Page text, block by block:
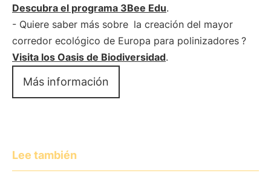
Descubra el programa 3Bee Edu.
- Quiere saber más sobre la creación del mayor
corredor ecológico de Europa para polinizadores ?
Visita los Oasis de Biodiversidad.
Más información
Lee también